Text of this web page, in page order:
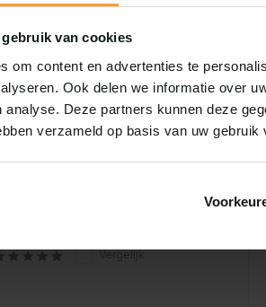
van cookies
om content en advertenties te
Ook delen we informatie over
analyse. Deze partners kunnen deze
verzameld op basis van uw gebruik
Vergelijk